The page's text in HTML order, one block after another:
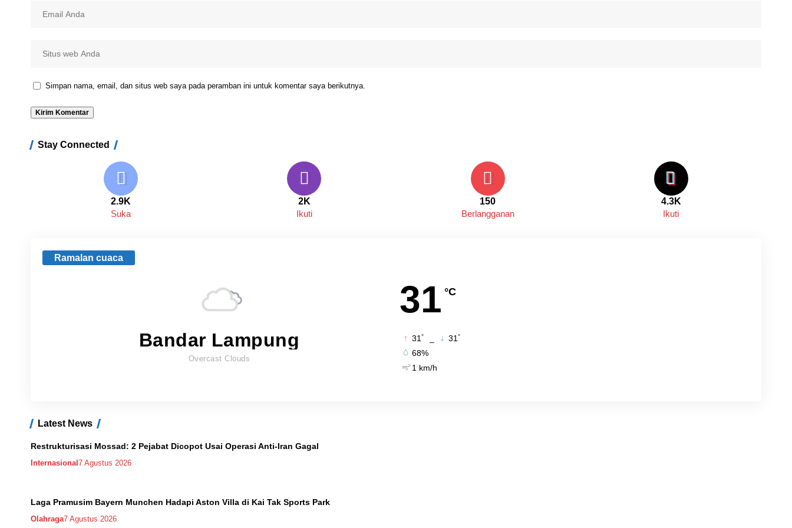
Simpan nama, email, dan situs web saya pada peramban ini untuk komentar saya berikutnya.
Stay Connected
2.9K
Suka
2K
Ikuti
150
Berlangganan
4.3K
Ikuti
Ramalan cuaca
31 °C
Bandar Lampung
Overcast Clouds
31 ° 31 °
68%
1 km/h
Latest News
Restrukturisasi Mossad: 2 Pejabat Dicopot Usai Operasi Anti-Iran Gagal
Internasional 7 Agustus 2026
Laga Pramusim Bayern Munchen Hadapi Aston Villa di Kai Tak Sports Park
Olahraga7 Agustus 2026